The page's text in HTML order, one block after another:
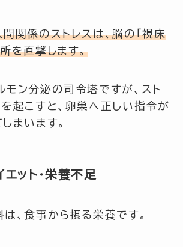
間関係のストレスは、脳の「視床
を直撃します。
ン分泌の司令塔ですが、スト
を起こすと、卵巣へ正しい指令が
まいます。
ット・栄養不足
、食事から摂る栄養です。